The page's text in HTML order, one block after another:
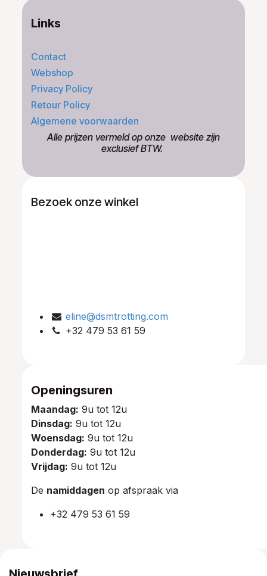
Links
Contact
Webshop
Privacy Policy
Retour Policy
Algemene voorwaarden
​Alle prijzen vermeld op onze ​website zijn
exclusief BTW.
Bezoek onze winkel
eline@dsmtrotting.com
+32 479 53 61 59
Openingsuren
Maandag: 9u tot 12u
Dinsdag: 9u tot 12u
Woensdag: 9u tot 12u
Donderdag: 9u tot 12u
Vrijdag: 9u tot 12u
De namiddagen op afspraak via
+32 479 53 61 59